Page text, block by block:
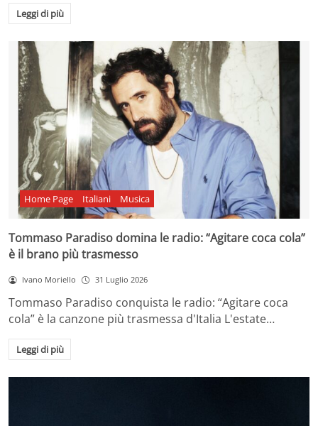
Leggi di più
Home Page Italiani Musica
Tommaso Paradiso domina le radio: “Agitare coca cola”
è il brano più trasmesso
Ivano Moriello 31 Luglio 2026
Tommaso Paradiso conquista le radio: “Agitare coca
cola” è la canzone più trasmessa d'Italia L'estate…
Leggi di più